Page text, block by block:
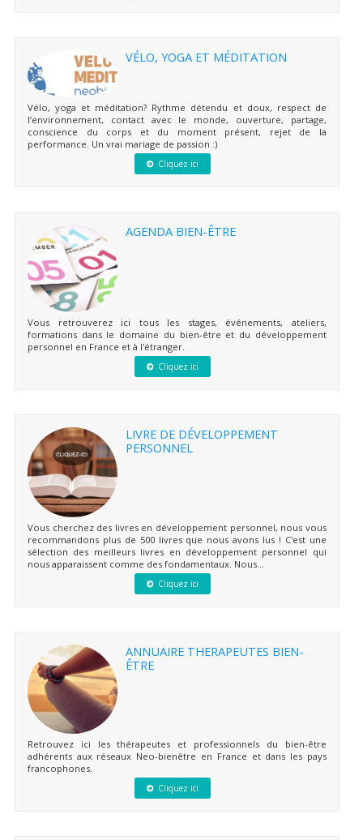
VÉLO, YOGA ET MÉDITATION
Vélo, yoga et méditation? Rythme détendu et doux, respect de
l’environnement, contact avec le monde, ouverture, partage,
conscience du corps et du moment présent, rejet de la
performance. Un vrai mariage de passion :)
Cliquez ici
AGENDA BIEN-ÊTRE
Vous retrouverez ici tous les stages, événements, ateliers,
formations dans le domaine du bien-être et du développement
personnel en France et à l'étranger.
Cliquez ici
LIVRE DE DÉVELOPPEMENT
PERSONNEL
Vous cherchez des livres en développement personnel, nous vous
recommandons plus de 500 livres que nous avons lus ! C'est une
sélection des meilleurs livres en développement personnel qui
nous apparaissent comme des fondamentaux. Nous...
Cliquez ici
ANNUAIRE THERAPEUTES BIEN-
ÊTRE
Retrouvez ici les thérapeutes et professionnels du bien-être
adhérents aux réseaux Neo-bienêtre en France et dans les pays
francophones.
Cliquez ici